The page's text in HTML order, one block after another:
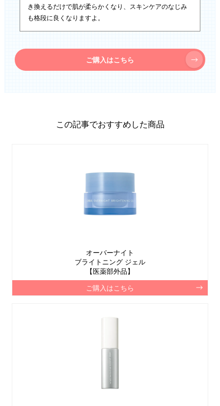
き換えるだけで肌が柔らかくなり、スキンケアのなじみ
も格段に良くなりますよ。
ご購入はこちら
この記事でおすすめした商品
オーバーナイト
ブライトニング ジェル
【医薬部外品】
ご購入はこちら